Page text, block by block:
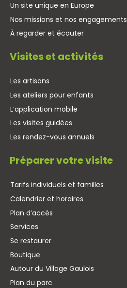
Un site unique en Europe
Nos missions et nos engagements
À regarder et écouter
Visites et activités
Les artisans
Les ateliers pour enfants
L’application mobile
Les visites guidées
Les rendez-vous annuels
Préparer votre visite
Tarifs individuels et familles
Calendrier et horaires
Plan d’accès
Services
Se restaurer
Boutique
Autour du Village Gaulois
Plan du parc